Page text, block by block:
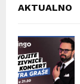
AKTUALNO